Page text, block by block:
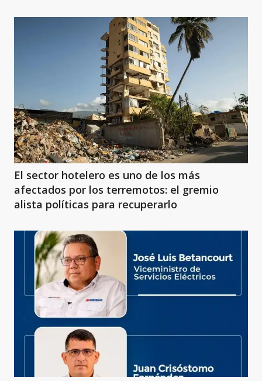
El sector hotelero es uno de los más
afectados por los terremotos: el gremio
alista políticas para recuperarlo